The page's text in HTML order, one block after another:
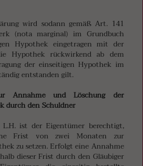
wird sodann gemäß Art. 141
(nota marginal) im Grundbuch
Hypothek eingetragen mit der
Hypothek rückwirkend ab dem
der einseitigen Hypothek im
entstanden gilt.
Annahme und Löschung der
durch den Schuldner
ist der Eigentümer berechtigt,
Frist von zwei Monaten zur
zu setzen. Erfolgt eine Annahme
dieser Frist durch den Gläubiger